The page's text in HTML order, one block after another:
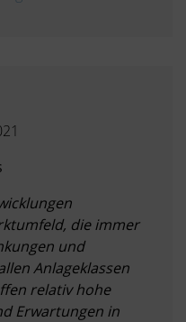
die immer
und
Anlageklassen
relativ hohe
Erwartungen in